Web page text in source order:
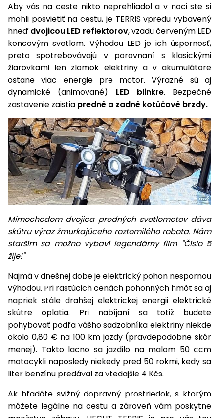
Aby vás na ceste nikto neprehliadol a v noci ste si
mohli posvietiť na cestu, je TERRIS vpredu vybavený
hneďdvojicou LED reflektorov, vzadu červeným LED
koncovým svetlom. Výhodou LED je ich úspornosť,
preto spotrebovávajú v porovnaní s klasickými
žiarovkami len zlomok elektriny a v akumulátore
ostane viac energie pre motor. Výrazné sú aj
dynamické (animované) LED blinkre. Bezpečné
zastavenie zaistia predné a zadné kotúčové brzdy.
Mimochodom dvojica predných svetlometov dáva
skútru výraz žmurkajúceho roztomilého robota. Nám
starším sa možno vybaví legendárny film "Číslo 5
žije!"
Najmä v dnešnej dobe je elektrický pohon nespornou
výhodou. Pri rastúcich cenách pohonných hmôt sa aj
napriek stále drahšej elektrickej energii elektrické
skútre oplatia. Pri nabíjaní sa totiž budete
pohybovať podľa vášho sadzobníka elektriny niekde
okolo 0,80 € na 100 km jazdy (pravdepodobne skôr
menej). Takto lacno sa jazdilo na malom 50 ccm
motocykli naposledy niekedy pred 50 rokmi, kedy sa
liter benzínu predával za vtedajšie 4 Kčs.
Ak hľadáte svižný dopravný prostriedok, s ktorým
môžete legálne na cestu a zároveň vám poskytne